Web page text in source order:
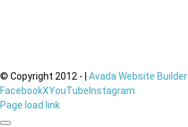
© Copyright 2012 - Avada Website Builder
FacebookXYouTube Instagram
Page load link